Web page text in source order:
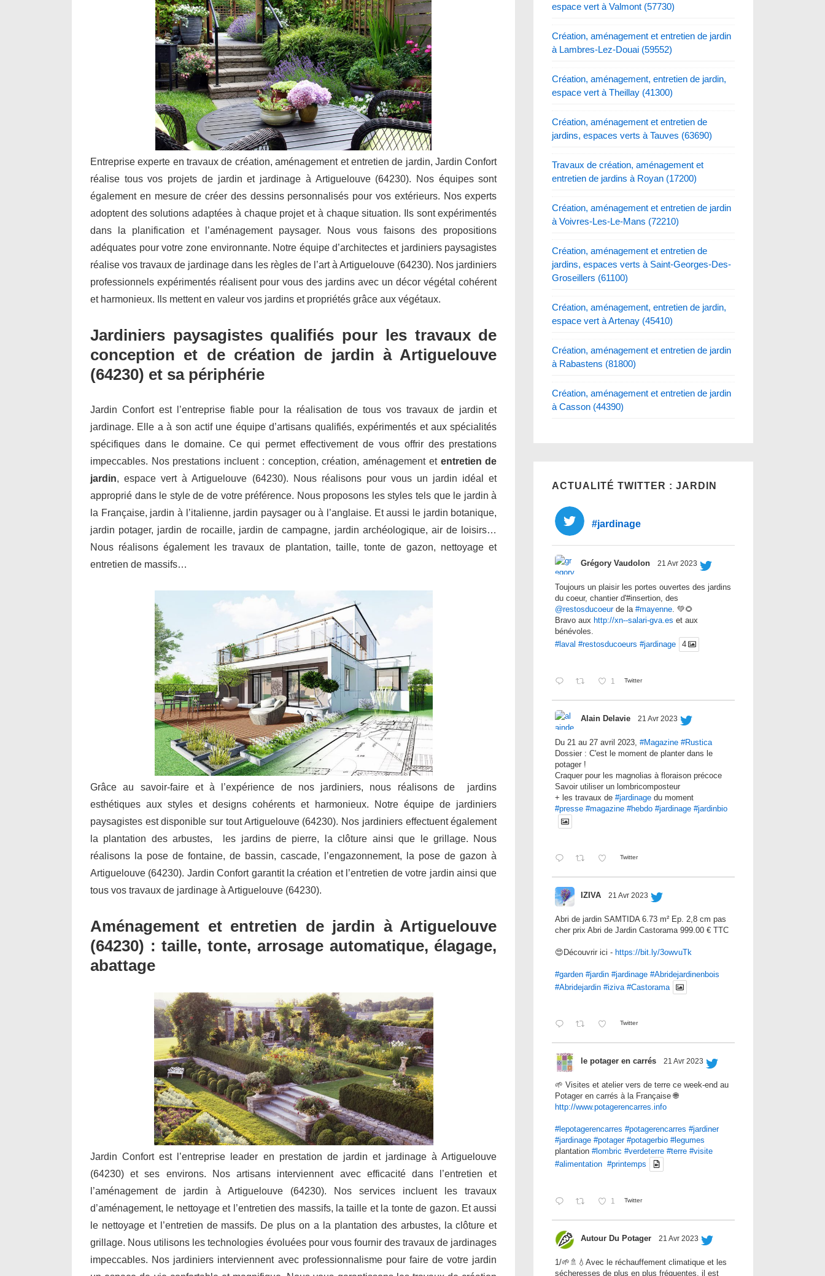
Entreprise experte en travaux de création, aménagement et entretien de jardin, Jardin Confort
réalise tous vos projets de jardin et jardinage à Artiguelouve (64230). Nos équipes sont
également en mesure de créer des dessins personnalisés pour vos extérieurs. Nos experts
adoptent des solutions adaptées à chaque projet et à chaque situation. Ils sont expérimentés
dans la planification et l’aménagement paysager. Nous vous faisons des propositions
adéquates pour votre zone environnante. Notre équipe d’architectes et jardiniers paysagistes
réalise vos travaux de jardinage dans les règles de l’art à Artiguelouve (64230). Nos jardiniers
professionnels expérimentés réalisent pour vous des jardins avec un décor végétal cohérent
et harmonieux. Ils mettent en valeur vos jardins et propriétés grâce aux végétaux.
Jardiniers paysagistes qualifiés pour les travaux de
conception et de création de jardin à Artiguelouve
(64230) et sa périphérie
Jardin Confort est l’entreprise fiable pour la réalisation de tous vos travaux de jardin et
jardinage. Elle a à son actif une équipe d’artisans qualifiés, expérimentés et aux spécialités
spécifiques dans le domaine. Ce qui permet effectivement de vous offrir des prestations
impeccables. Nos prestations incluent : conception, création, aménagement et entretien de
jardin, espace vert à Artiguelouve (64230). Nous réalisons pour vous un jardin idéal et
approprié dans le style de de votre préférence. Nous proposons les styles tels que le jardin à
la Française, jardin à l’italienne, jardin paysager ou à l’anglaise. Et aussi le jardin botanique,
jardin potager, jardin de rocaille, jardin de campagne, jardin archéologique, air de loisirs…
Nous réalisons également les travaux de plantation, taille, tonte de gazon, nettoyage et
entretien de massifs…
Grâce au savoir-faire et à l’expérience de nos jardiniers, nous réalisons de jardins
esthétiques aux styles et designs cohérents et harmonieux. Notre équipe de jardiniers
paysagistes est disponible sur tout Artiguelouve (64230). Nos jardiniers effectuent également
la plantation des arbustes, les jardins de pierre, la clôture ainsi que le grillage. Nous
réalisons la pose de fontaine, de bassin, cascade, l’engazonnement, la pose de gazon à
Artiguelouve (64230). Jardin Confort garantit la création et l’entretien de votre jardin ainsi que
tous vos travaux de jardinage à Artiguelouve (64230).
Aménagement et entretien de jardin à Artiguelouve
(64230) : taille, tonte, arrosage automatique, élagage,
abattage
Jardin Confort est l’entreprise leader en prestation de jardin et jardinage à Artiguelouve
(64230) et ses environs. Nos artisans interviennent avec efficacité dans l’entretien et
l’aménagement de jardin à Artiguelouve (64230). Nos services incluent les travaux
d’aménagement, le nettoyage et l’entretien des massifs, la taille et la tonte de gazon. Et aussi
le nettoyage et l’entretien de massifs. De plus on a la plantation des arbustes, la clôture et
grillage. Nous utilisons les technologies évoluées pour vous fournir des travaux de jardinages
impeccables. Nos jardiniers interviennent avec professionnalisme pour faire de votre jardin
espace vert à Valmont (57730)
Création, aménagement et entretien de jardin
à Lambres-Lez-Douai (59552)
Création, aménagement, entretien de jardin,
espace vert à Theillay (41300)
Création, aménagement et entretien de
jardins, espaces verts à Tauves (63690)
Travaux de création, aménagement et
entretien de jardins à Royan (17200)
Création, aménagement et entretien de jardin
à Voivres-Les-Le-Mans (72210)
Création, aménagement et entretien de
jardins, espaces verts à Saint-Georges-Des-
Groseillers (61100)
Création, aménagement, entretien de jardin,
espace vert à Artenay (45410)
Création, aménagement et entretien de jardin
à Rabastens (81800)
Création, aménagement et entretien de jardin
à Casson (44390)
ACTUALITÉ TWITTER : JARDIN
#jardinage
Grégory Vaudolon 21 Avr 2023
Toujours un plaisir les portes ouvertes des jardins
du coeur, chantier d'#insertion, des
@restosducoeurde la#mayenne. 💚🌻
Bravo aux http://xn--salari-gva.es et aux
bénévoles.
#laval #restosducoeurs #jardinage 4
1 Twitter
Alain Delavie 21 Avr 2023
Du 21 au 27 avril 2023,#Magazine #Rustica
Dossier : C'est le moment de planter dans le
potager !
Craquer pour les magnolias à floraison précoce
Savoir utiliser un lombricomposteur
+ les travaux de#jardinage du moment
#presse #magazine #hebdo #jardinage #jardinbio
Twitter
IZIVA 21 Avr 2023
Abri de jardin SAMTIDA 6.73 m² Ep. 2,8 cm pas
cher prix Abri de Jardin Castorama 999.00 € TTC
😍Découvrir ici - https://bit.ly/3owvuTk
#garden #jardin #jardinage #Abridejardinenbois
#Abridejardin #iziva #Castorama
Twitter
le potager en carrés 21 Avr 2023
🌱 Visites et atelier vers de terre ce week-end au
Potager en carrés à la Française 🌐
http://www.potagerencarres.info
#lepotagerencarres #potagerencarres #jardiner
#jardinage #potager #potagerbio #legumes
plantation#lombric #verdeterre #terre #visite
#alimentation #printemps
1 Twitter
Autour Du Potager 21 Avr 2023
1/🌱🚿💧Avec le réchauffement climatique et les
sécheresses de plus en plus fréquentes, il est